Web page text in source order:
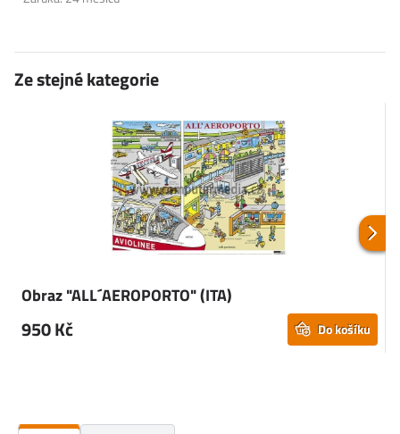
Ze stejné kategorie
Obraz "ALL´AEROPORTO" (ITA)
950 Kč Do košíku